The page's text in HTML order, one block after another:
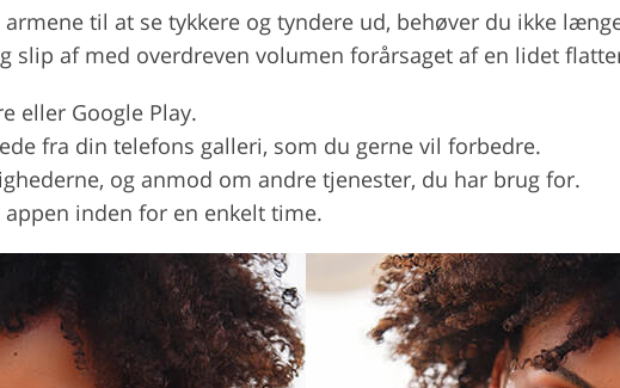
til at se tykkere og tyndere ud, behøver du ikke
slip af med overdreven volumen forårsaget af en lidet
eller Google Play.
fra din telefons galleri, som du gerne vil forbedre.
og anmod om andre tjenester, du har brug for.
inden for en enkelt time.